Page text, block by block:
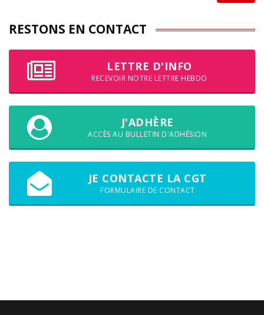
RESTONS EN CONTACT
LETTRE D'INFO
RECEVOIR NOTRE LETTRE HEBDO
J'ADHÈRE
ACCÈS AU BULLETIN D'ADHÉSION
JE CONTACTE LA CGT
FORMULAIRE DE CONTACT